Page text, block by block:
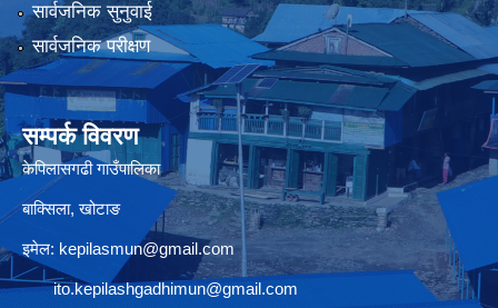
सार्वजनिक सुनुवाई
सार्वजनिक परीक्षण
सम्पर्क विवरण
केपिलासगढी गाउँपालिका
बाक्सिला, खोटाङ
इमेल: kepilasmun@gmail.com
ito.kepilashgadhimun@gmail.com